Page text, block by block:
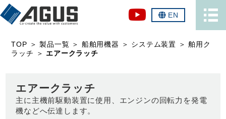
EN
TOP ＞製品一覧 ＞ 船舶用機器 ＞ システム装置 ＞舶用ク
ラッチ
＞ エアークラッチ
エアークラッチ
主に主機前駆動装置に使用、エンジンの回転力を発電
機などへ伝達します。